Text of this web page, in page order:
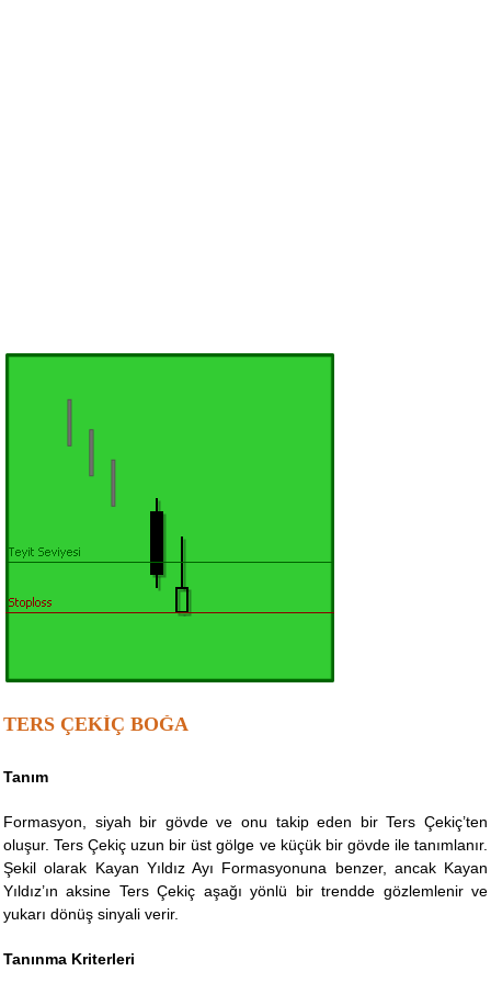
TERS ÇEKİÇ BOĞA
Tanım
Formasyon, siyah bir gövde ve onu takip eden bir Ters Çekiç’ten
oluşur. Ters Çekiç uzun bir üst gölge ve küçük bir gövde ile tanımlanır.
Şekil olarak Kayan Yıldız Ayı Formasyonuna benzer, ancak Kayan
Yıldız’ın aksine Ters Çekiç aşağı yönlü bir trendde gözlemlenir ve
yukarı dönüş sinyali verir.
Tanınma Kriterleri